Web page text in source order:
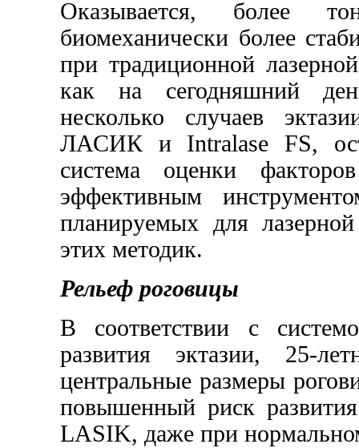
Оказывается, более
биомеханически более
при традиционной
как на сегодняшний
несколько случаев
ЛАСИК и Intralase FS,
система оценки
эффективным
планируемых для
этих методик.
Рельеф роговицы
В соответствии с
развития эктазии, 25-
центральные размеры
повышенный риск
LASIK, даже при